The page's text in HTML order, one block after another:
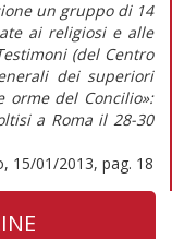
un gruppo di 14
ai religiosi e alle
(del Centro
dei superiori
orme del Concilio»:
a Roma il 28-30
15/01/2013, pag. 18